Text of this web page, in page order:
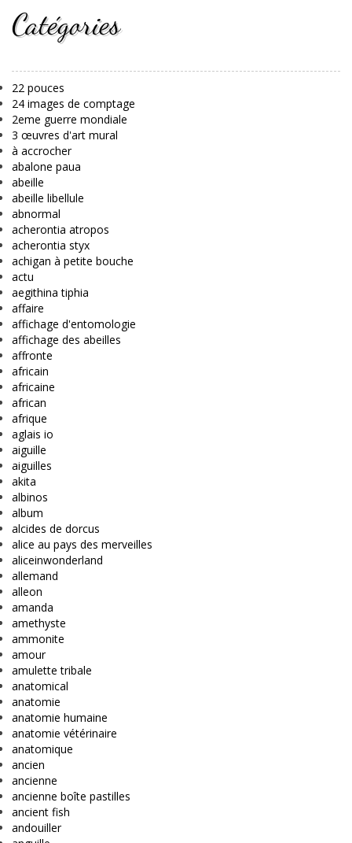
Catégories
22 pouces
24 images de comptage
2eme guerre mondiale
3 œuvres d'art mural
à accrocher
abalone paua
abeille
abeille libellule
abnormal
acherontia atropos
acherontia styx
achigan à petite bouche
actu
aegithina tiphia
affaire
affichage d'entomologie
affichage des abeilles
affronte
africain
africaine
african
afrique
aglais io
aiguille
aiguilles
akita
albinos
album
alcides de dorcus
alice au pays des merveilles
aliceinwonderland
allemand
alleon
amanda
amethyste
ammonite
amour
amulette tribale
anatomical
anatomie
anatomie humaine
anatomie vétérinaire
anatomique
ancien
ancienne
ancienne boîte pastilles
ancient fish
andouiller